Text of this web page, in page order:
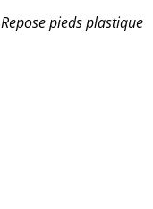
Repose pieds plastique